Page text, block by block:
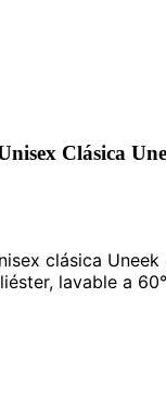
Clásica
clásica
lavable a